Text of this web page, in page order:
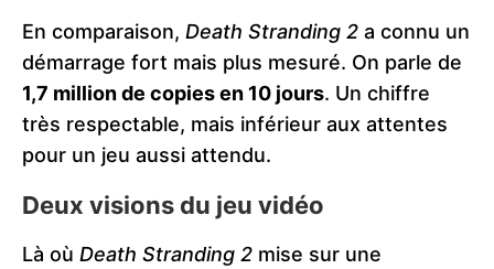
En comparaison, Death Stranding 2 a connu un
démarrage fort mais plus mesuré. On parle de
1,7 million de copies en 10 jours. Un chiffre
très respectable, mais inférieur aux attentes
pour un jeu aussi attendu.
Deux visions du jeu vidéo
Là où Death Stranding 2 mise sur une